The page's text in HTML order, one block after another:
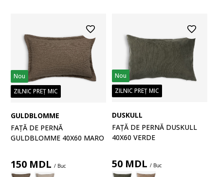
Nou
ZILNIC PREȚ MIC
GULDBLOMME
FAȚĂ DE PERNĂ
GULDBLOMME 40X60 MARO
150 MDL / Buc
Nou
ZILNIC PREȚ MIC
DUSKULL
FAȚĂ DE PERNĂ DUSKULL
40X60 VERDE
50 MDL / Buc